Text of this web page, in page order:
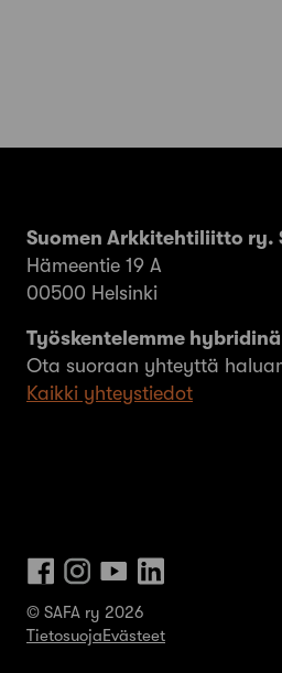
Suomen Arkkitehtiliitto ry.
Hämeentie 19 A
00500 Helsinki
Työskentelemme hybridinä
Ota suoraan yhteyttä
Kaikki yhteystiedot
© SAFA ry 2026
TietosuojaEvästeet